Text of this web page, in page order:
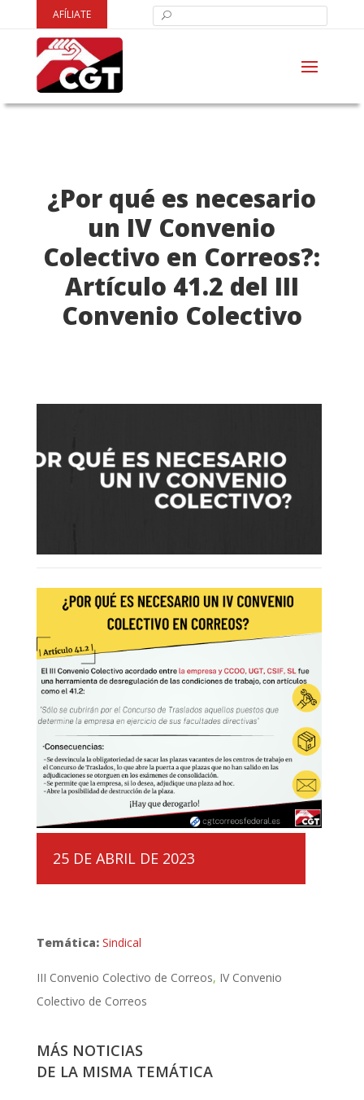
AFÍLIATE
¿Por qué es necesario
un IV Convenio
Colectivo en Correos?:
Artículo 41.2 del III
Convenio Colectivo
25 DE ABRIL DE 2023
Temática: Sindical
III Convenio Colectivo de Correos IV Convenio
Colectivo de Correos
MÁS NOTICIAS
DE LA MISMA TEMÁTICA